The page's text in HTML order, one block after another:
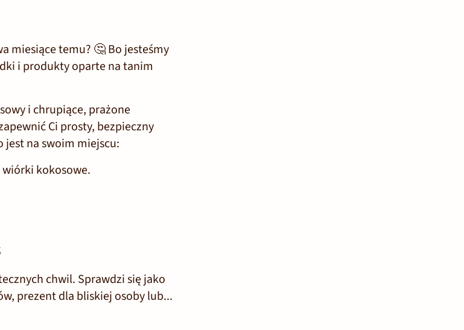
miesiące temu? 🤔 Bo jesteśmy
i produkty oparte na tanim
i chrupiące, prażone
Ci prosty, bezpieczny
jest na swoim miejscu:
kokosowe.
chwil. Sprawdzi się jako
prezent dla bliskiej osoby lub...